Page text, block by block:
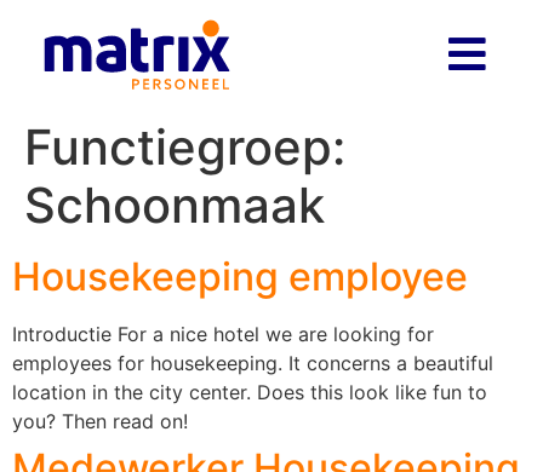
Functiegroep:
Schoonmaak
Housekeeping employee
Introductie For a nice hotel we are looking for
employees for housekeeping. It concerns a beautiful
location in the city center. Does this look like fun to
you? Then read on!